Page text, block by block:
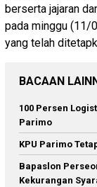
berserta jajaran
pada minggu (11/
yang telah
BACAAN
100 Persen
Parimo
KPU Parimo
Bapaslon
Kekurangan